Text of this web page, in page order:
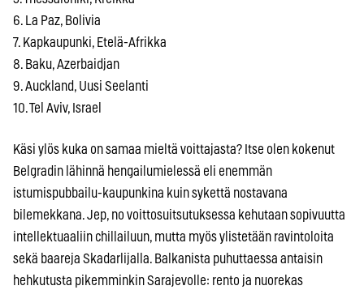
6. La Paz, Bolivia
7. Kapkaupunki, Etelä-Afrikka
8. Baku, Azerbaidjan
9. Auckland, Uusi Seelanti
10. Tel Aviv, Israel
Käsi ylös kuka on samaa mieltä voittajasta? Itse olen kokenut
Belgradin lähinnä hengailumielessä eli enemmän
istumispubbailu-kaupunkina kuin sykettä nostavana
bilemekkana. Jep, no voittosuitsutuksessa kehutaan sopivuutta
intellektuaaliin chillailuun, mutta myös ylistetään ravintoloita
sekä baareja Skadarlijalla. Balkanista puhuttaessa antaisin
hehkutusta pikemminkin Sarajevolle: rento ja nuorekas